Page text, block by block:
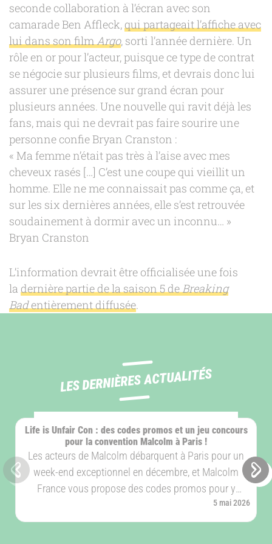
seconde collaboration à l’écran avec son
camarade Ben Affleck,qui partageait l’affiche avec
lui dans son filmArgo, sorti l’année dernière. Un
rôle en or pour l’acteur, puisque ce type de contrat
se négocie sur plusieurs films, et devrais donc lui
assurer une présence sur grand écran pour
plusieurs années. Une nouvelle qui ravit déjà les
fans, mais qui ne devrait pas faire sourire une
personne confie Bryan Cranston :
« Ma femme n’était pas très à l’aise avec mes
cheveux rasés […] C’est une coupe qui vieillit un
homme. Elle ne me connaissait pas comme ça, et
sur les six dernières années, elle s’est retrouvée
soudainement à dormir avec un inconnu… »
Bryan Cranston
L’information devrait être officialisée une fois
la dernière partie de la saison 5 deBreaking
Badentièrement diffusée.
LES DERNIÈRES ACTUALITÉS
Life is Unfair Con : des codes promos et un jeu concours
pour la convention Malcolm à Paris !
ÉVÈNEMENT
Les acteurs de Malcolm débarquent à Paris pour un
week-end exceptionnel en décembre, et Malcolm
France vous propose des codes promos pour y
Publié le
5 mai 2026
Slide précédente